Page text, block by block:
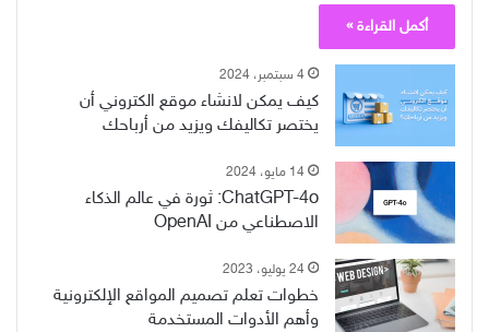
أكمل القراءة »
4 سبتمبر، 2024
كيف يمكن لانشاء موقع الكتروني أن
يختصر تكاليفك ويزيد من أرباحك
14 مايو، 2024
ChatGPT-4o: ثورة في عالم الذكاء
الاصطناعي من OpenAI
24 يوليو، 2023
خطوات تعلم تصميم المواقع الإلكترونية
وأهم الأدوات المستخدمة